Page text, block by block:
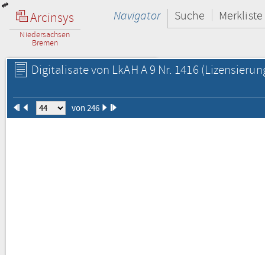
Arcinsys
Niedersachsen
Bremen
Navigator Suche Merkliste
Digitalisate von LkAH A 9 Nr. 1416
von 246